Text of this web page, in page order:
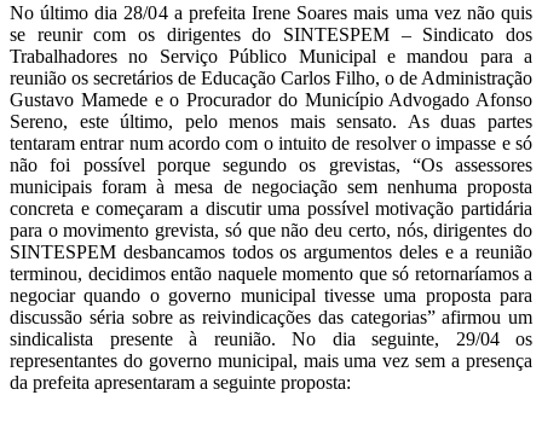
No último dia 28/04 a prefeita Irene Soares mais uma vez não quis
se reunir com os dirigentes do SINTESPEM – Sindicato dos
Trabalhadores no Serviço Público Municipal e mandou para a
reunião os secretários de Educação Carlos Filho, o de Administração
Gustavo Mamede e o Procurador do Município Advogado Afonso
Sereno, este último, pelo menos mais sensato. As duas partes
tentaram entrar num acordo com o intuito de resolver o impasse e só
não foi possível porque segundo os grevistas, “Os assessores
municipais foram à mesa de negociação sem nenhuma proposta
concreta e começaram a discutir uma possível motivação partidária
para o movimento grevista, só que não deu certo, nós, dirigentes do
SINTESPEM desbancamos todos os argumentos deles e a reunião
terminou, decidimos então naquele momento que só retornaríamos a
negociar quando o governo municipal tivesse uma proposta para
discussão séria sobre as reivindicações das categorias” afirmou um
sindicalista presente à reunião. No dia seguinte, 29/04 os
representantes do governo municipal, mais uma vez sem a presença
da prefeita apresentaram a seguinte proposta: